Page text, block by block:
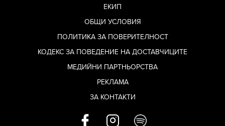
ЕКИП
ОБЩИ УСЛОВИЯ
ПОЛИТИКА ЗА ПОВЕРИТЕЛНОСТ
КОДЕКС ЗА ПОВЕДЕНИЕ НА ДОСТАВЧИЦИТЕ
МЕДИЙНИ ПАРТНЬОРСТВА
РЕКЛАМА
ЗА КОНТАКТИ